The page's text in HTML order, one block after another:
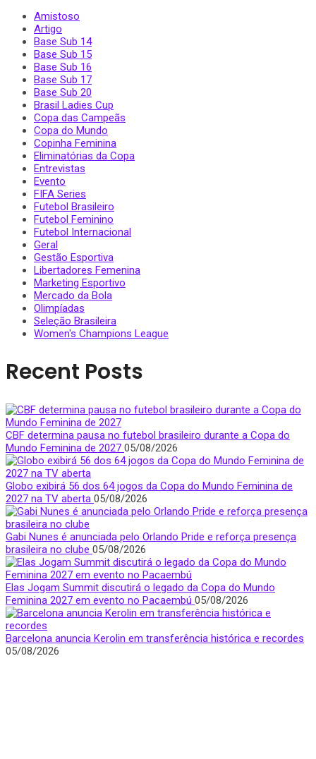
Amistoso
Artigo
Base Sub 14
Base Sub 15
Base Sub 16
Base Sub 17
Base Sub 20
Brasil Ladies Cup
Copa das Campeãs
Copa do Mundo
Copinha Feminina
Eliminatórias da Copa
Entrevistas
Evento
FIFA Series
Futebol Brasileiro
Futebol Feminino
Futebol Internacional
Geral
Gestão Esportiva
Libertadores Femenina
Marketing Esportivo
Mercado da Bola
Olimpíadas
Seleção Brasileira
Women's Champions League
Recent Posts
CBF determina pausa no futebol brasileiro durante a Copa do
Mundo Feminina de 2027 05/08/2026
Globo exibirá 56 dos 64 jogos da Copa do Mundo Feminina de
2027 na TV aberta 05/08/2026
Gabi Nunes é anunciada pelo Orlando Pride e reforça presença
brasileira no clube 05/08/2026
Elas Jogam Summit discutirá o legado da Copa do Mundo
Feminina 2027 em evento no Pacaembú 05/08/2026
Barcelona anuncia Kerolin em transferência histórica e recordes
05/08/2026